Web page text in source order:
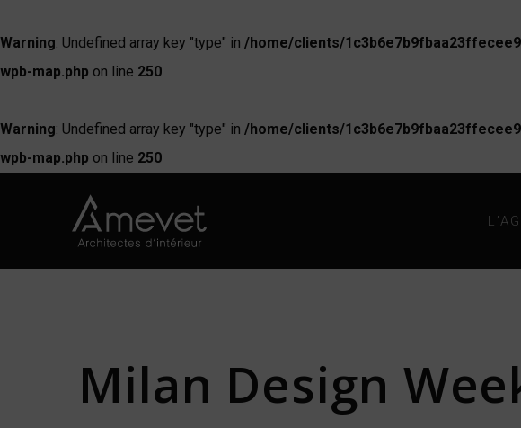
Warning: Undefined array key "type" in /home/clients/
wpb-map.php on line 250
Warning: Undefined array key "type" in /home/clients/
wpb-map.php on line 250
Milan Design